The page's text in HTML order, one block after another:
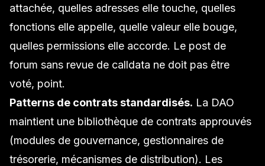
attachée, quelles adresses elle touche, quelles
fonctions elle appelle, quelle valeur elle bouge,
quelles permissions elle accorde. Le post de
forum sans revue de calldata ne doit pas être
voté, point.
Patterns de contrats standardisés. La DAO
maintient une bibliothèque de contrats approuvés
(modules de gouvernance, gestionnaires de
trésorerie, mécanismes de distribution). Les